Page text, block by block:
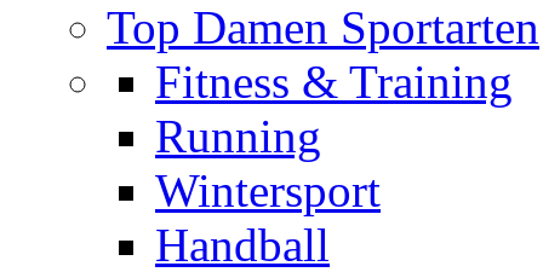
Top Damen Sportarten
Fitness & Training
Running
Wintersport
Handball